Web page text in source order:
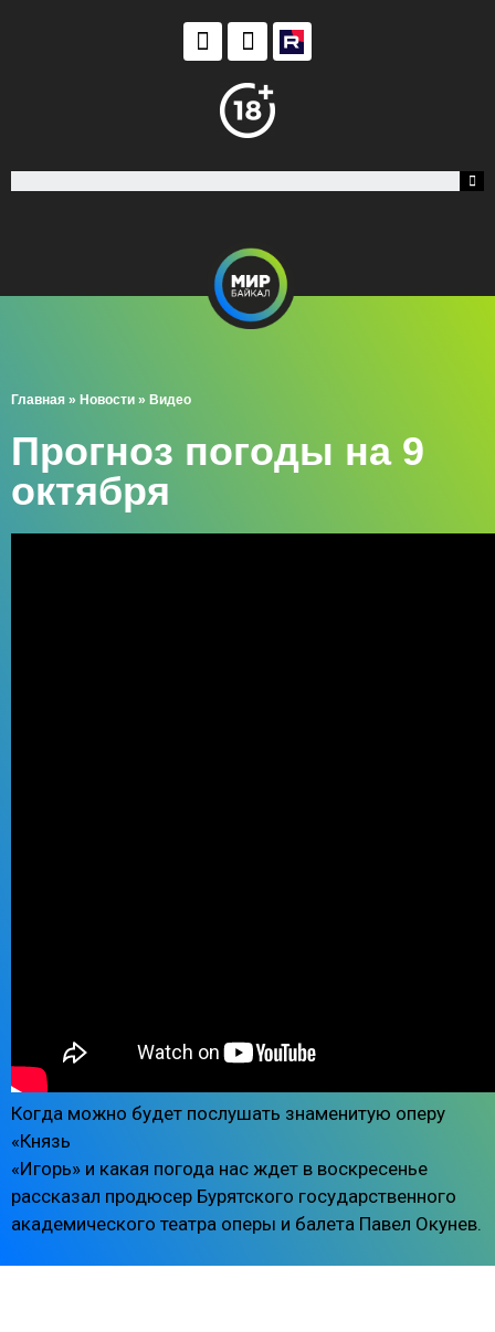
Главная » Новости » Видео
Прогноз погоды на 9
октября
Когда можно будет послушать знаменитую оперу
«Князь
«Игорь» и какая погода нас ждет в воскресенье
рассказал продюсер Бурятского государственного
академического театра оперы и балета Павел Окунев.